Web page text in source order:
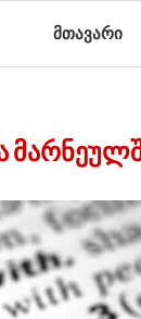
მთავარი